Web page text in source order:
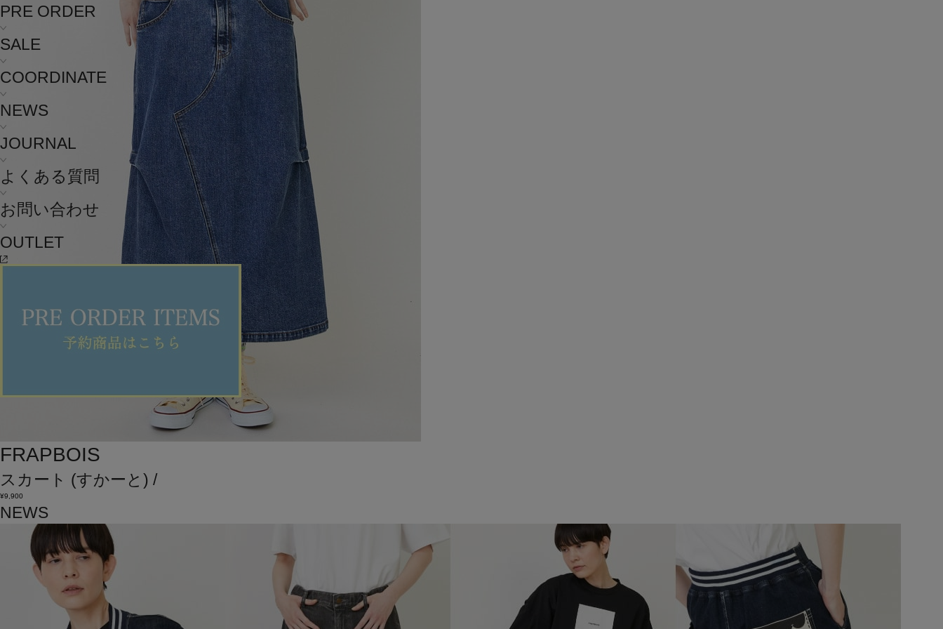
PRE ORDER
SALE
COORDINATE
NEWS
JOURNAL
よくある質問
お問い合わせ
OUTLET
FRAPBOIS
スカート (すかーと) /
¥9,900
NEWS